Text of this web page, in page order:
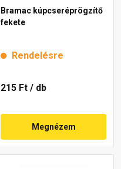
Bramac kúpcseréprögzítő
fekete
Rendelésre
215 Ft / db
Megnézem